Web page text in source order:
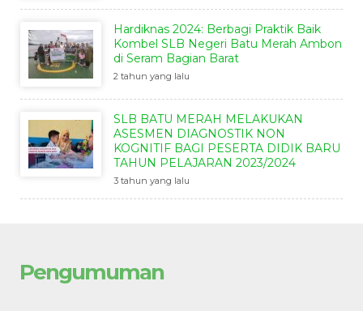
Hardiknas 2024: Berbagi Praktik Baik
Kombel SLB Negeri Batu Merah Ambon
di Seram Bagian Barat
2 tahun yang lalu
SLB BATU MERAH MELAKUKAN
ASESMEN DIAGNOSTIK NON
KOGNITIF BAGI PESERTA DIDIK BARU
TAHUN PELAJARAN 2023/2024
3 tahun yang lalu
Pengumuman